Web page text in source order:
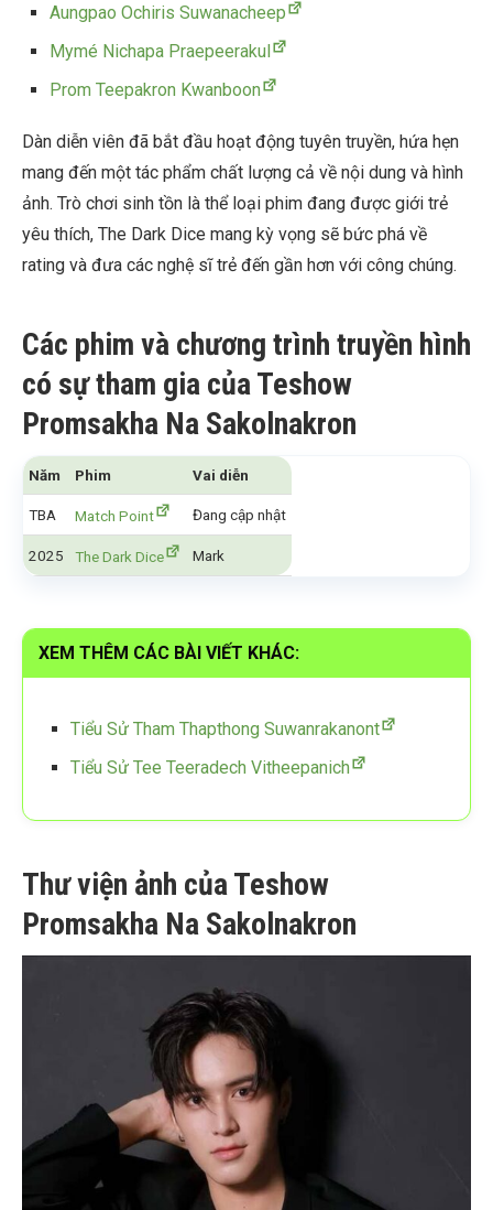
Aungpao Ochiris Suwanacheep
Mymé Nichapa Praepeerakul
Prom Teepakron Kwanboon
Dàn diễn viên đã bắt đầu hoạt động tuyên truyền, hứa hẹn
mang đến một tác phẩm chất lượng cả về nội dung và hình
ảnh. Trò chơi sinh tồn là thể loại phim đang được giới trẻ
yêu thích, The Dark Dice mang kỳ vọng sẽ bức phá về
rating và đưa các nghệ sĩ trẻ đến gần hơn với công chúng.
Các phim và chương trình truyền hình
có sự tham gia của Teshow
Promsakha Na Sakolnakron
Năm Phim Vai diễn
TBA Match Point Đang cập nhật
2025 The Dark Dice Mark
XEM THÊM CÁC BÀI VIẾT KHÁC:
Tiểu Sử Tham Thapthong Suwanrakanont
Tiểu Sử Tee Teeradech Vitheepanich
Thư viện ảnh của Teshow
Promsakha Na Sakolnakron